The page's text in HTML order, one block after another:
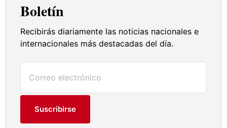
Boletín
Recibirás diariamente las noticias nacionales e
internacionales más destacadas del día.
Suscribirse